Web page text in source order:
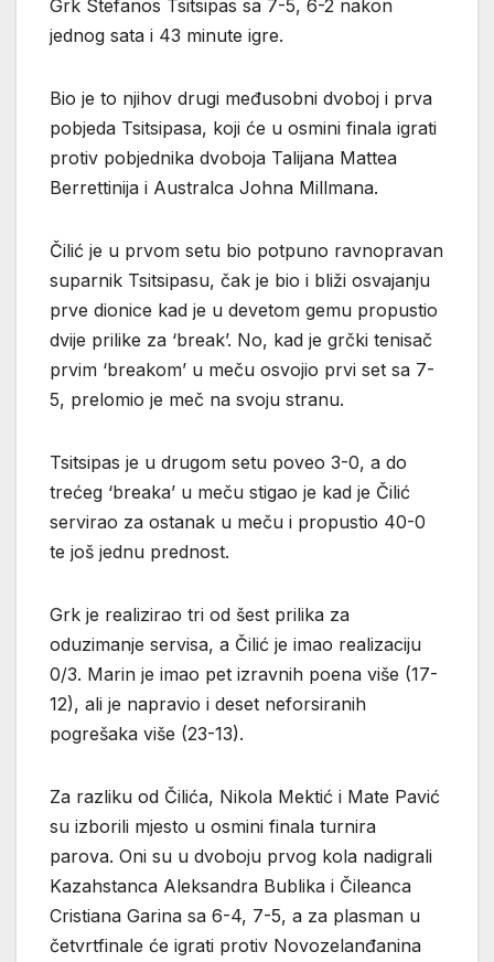
Grk Stefanos Tsitsipas sa 7-5, 6-2 nakon
jednog sata i 43 minute igre.
Bio je to njihov drugi međusobni dvoboj i prva
pobjeda Tsitsipasa, koji će u osmini finala igrati
protiv pobjednika dvoboja Talijana Mattea
Berrettinija i Australca Johna Millmana.
Čilić je u prvom setu bio potpuno ravnopravan
suparnik Tsitsipasu, čak je bio i bliži osvajanju
prve dionice kad je u devetom gemu propustio
dvije prilike za ‘break’. No, kad je grčki tenisač
prvim ‘breakom’ u meču osvojio prvi set sa 7-
5, prelomio je meč na svoju stranu.
Tsitsipas je u drugom setu poveo 3-0, a do
trećeg ‘breaka’ u meču stigao je kad je Čilić
servirao za ostanak u meču i propustio 40-0
te još jednu prednost.
Grk je realizirao tri od šest prilika za
oduzimanje servisa, a Čilić je imao realizaciju
0/3. Marin je imao pet izravnih poena više (17-
12), ali je napravio i deset neforsiranih
pogrešaka više (23-13).
Za razliku od Čilića, Nikola Mektić i Mate Pavić
su izborili mjesto u osmini finala turnira
parova. Oni su u dvoboju prvog kola nadigrali
Kazahstanca Aleksandra Bublika i Čileanca
Cristiana Garina sa 6-4, 7-5, a za plasman u
četvrtfinale će igrati protiv Novozelanđanina